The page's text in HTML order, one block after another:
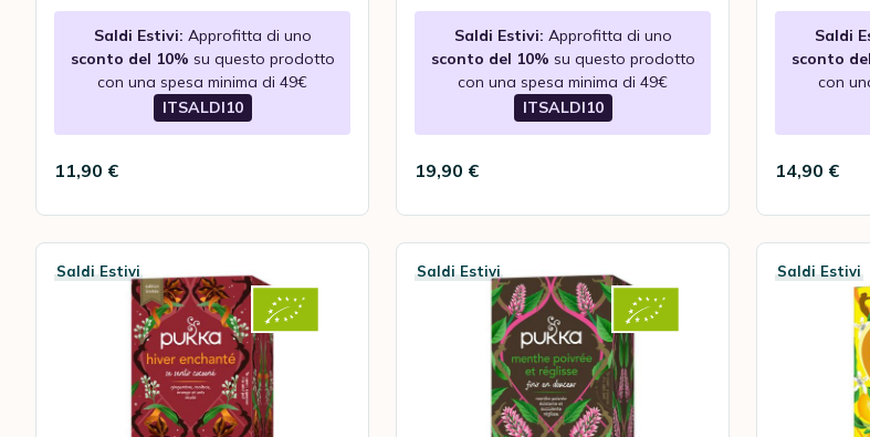
Saldi Estivi: Approfitta di uno
sconto del 10% su questo prodotto
con una spesa minima di 49€
ITSALDI10
11,90 €
Saldi Estivi: Approfitta di uno
sconto del 10% su questo prodotto
con una spesa minima di 49€
ITSALDI10
19,90 €
Saldi
sconto
con
14,90 €
Saldi Estivi Saldi Estivi Saldi Estivi